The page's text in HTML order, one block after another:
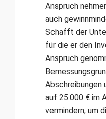
Anspruch
auch
Schafft der
für die er den
Anspruch
Abschreibungen
auf 25.000 € im
vermindern, um